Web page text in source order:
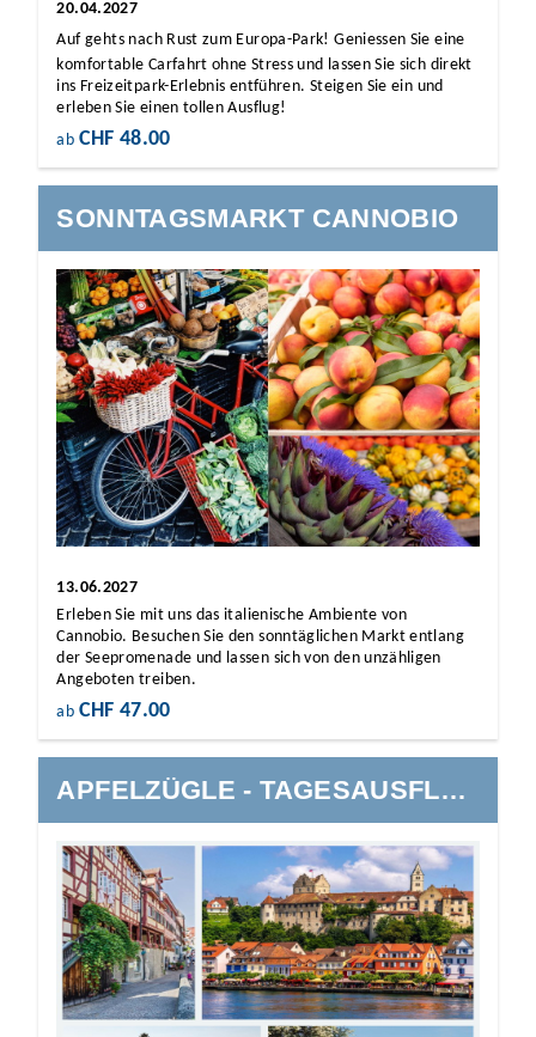
20.04.2027
Auf gehts nach Rust zum Europa-Park! Geniessen Sie eine
komfortable Carfahrt ohne Stress und lassen Sie sich direkt
ins Freizeitpark-Erlebnis entführen. Steigen Sie ein und
erleben Sie einen tollen Ausflug!
ab CHF 48.00
SONNTAGSMARKT CANNOBIO
13.06.2027
Erleben Sie mit uns das italienische Ambiente von
Cannobio. Besuchen Sie den sonntäglichen Markt entlang
der Seepromenade und lassen sich von den unzähligen
Angeboten treiben.
ab CHF 47.00
APFELZÜGLE - TAGESAUSFLUG AN DEN BODENSEE